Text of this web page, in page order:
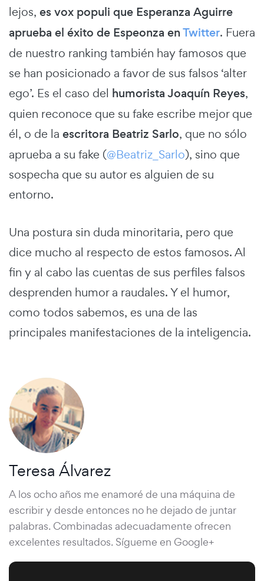
lejos, es vox populi que Esperanza Aguirre
aprueba el éxito de Espeonza enTwitter. Fuera
de nuestro ranking también hay famosos que
se han posicionado a favor de sus falsos ‘alter
ego’. Es el caso del humorista Joaquín Reyes,
quien reconoce que su fake escribe mejor que
él, o de la escritora Beatriz Sarlo, que no sólo
aprueba a su fake (@Beatriz_Sarlo), sino que
sospecha que su autor es alguien de su
entorno.
Una postura sin duda minoritaria, pero que
dice mucho al respecto de estos famosos. Al
fin y al cabo las cuentas de sus perfiles falsos
desprenden humor a raudales. Y el humor,
como todos sabemos, es una de las
principales manifestaciones de la inteligencia.
Teresa Álvarez
A los ocho años me enamoré de una máquina de
escribir y desde entonces no he dejado de juntar
palabras. Combinadas adecuadamente ofrecen
excelentes resultados. Sígueme en Google+